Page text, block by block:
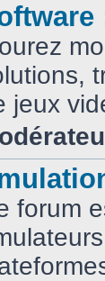
jeux
forum